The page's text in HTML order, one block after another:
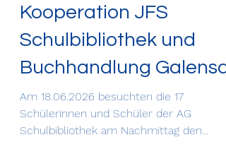
Astrid Kopetsch
29. Juni
1 Min. Lesezeit
Kooperation JFS
Schulbibliothek und
Buchhandlung Galensa
Am 18.06.2026 besuchten die 17